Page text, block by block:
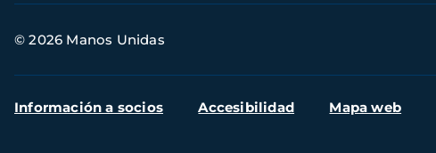
de
© 2026 Manos Unidas
Menú
Información a socios Accesibilidad Mapa web